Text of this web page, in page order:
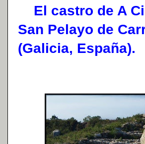
El castro de A
San Pelayo de
(Galicia, España).